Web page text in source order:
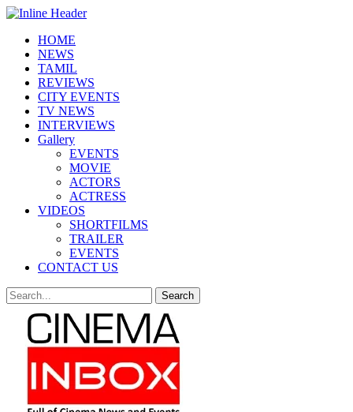
HOME
NEWS
TAMIL
REVIEWS
CITY EVENTS
TV NEWS
INTERVIEWS
Gallery
EVENTS
MOVIE
ACTORS
ACTRESS
VIDEOS
SHORTFILMS
TRAILER
EVENTS
CONTACT US